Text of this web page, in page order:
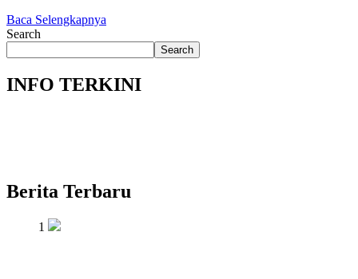
Baca Selengkapnya
Search
Search
INFO TERKINI
Berita Terbaru
1